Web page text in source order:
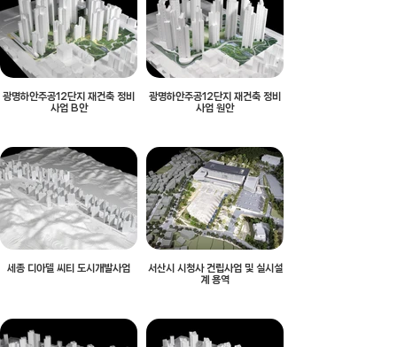
광명하안주공12단지 재건축 정비
사업 B안
광명하안주공12단지 재건축 정비
사업 원안
세종 디아델 씨티 도시개발사업
서산시 시청사 건립사업 및 실시설
계 용역